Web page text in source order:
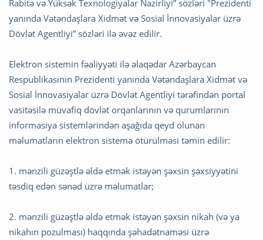
Rabitə və Yüksək Texnologiyalar Nazirliyi” sözləri "Prezidenti
yanında Vətəndaşlara Xidmət və Sosial İnnovasiyalar üzrə
Dövlət Agentliyi” sözləri ilə əvəz edilir.
Elektron sistemin fəaliyyəti ilə əlaqədar Azərbaycan
Respublikasının Prezidenti yanında Vətəndaşlara Xidmət və
Sosial İnnovasiyalar üzrə Dövlət Agentliyi tərəfindən portal
vasitəsilə müvafiq dövlət orqanlarının və qurumlarının
informasiya sistemlərindən aşağıda qeyd olunan
məlumatların elektron sistemə ötürülməsi təmin edilir:
1. mənzili güzəştlə əldə etmək istəyən şəxsin şəxsiyyətini
təsdiq edən sənəd üzrə məlumatlar;
2. mənzili güzəştlə əldə etmək istəyən şəxsin nikah (və ya
nikahın pozulması) haqqında şəhadətnaməsi üzrə